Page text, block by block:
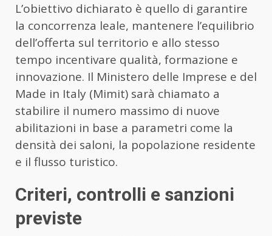
L’obiettivo dichiarato è quello di garantire
la concorrenza leale, mantenere l’equilibrio
dell’offerta sul territorio e allo stesso
tempo incentivare qualità, formazione e
innovazione. Il Ministero delle Imprese e del
Made in Italy (Mimit) sarà chiamato a
stabilire il numero massimo di nuove
abilitazioni in base a parametri come la
densità dei saloni, la popolazione residente
e il flusso turistico.
Criteri, controlli e sanzioni
previste